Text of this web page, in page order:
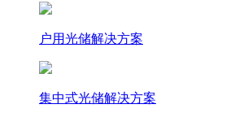
户⽤光储解决⽅案
集中式光储解决⽅案